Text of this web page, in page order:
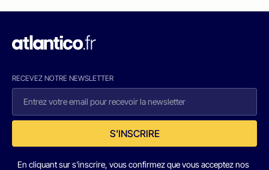
RECEVEZ NOTRE NEWSLETTER
S'INSCRIRE
En cliquant sur s'inscrire, vous confirmez que vous acceptez nos